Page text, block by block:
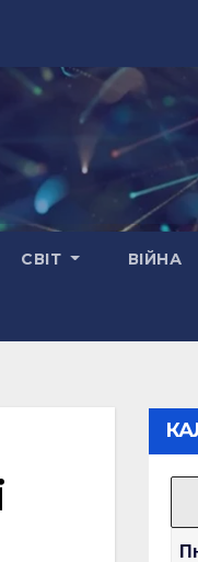
СВІТ ВІЙНА